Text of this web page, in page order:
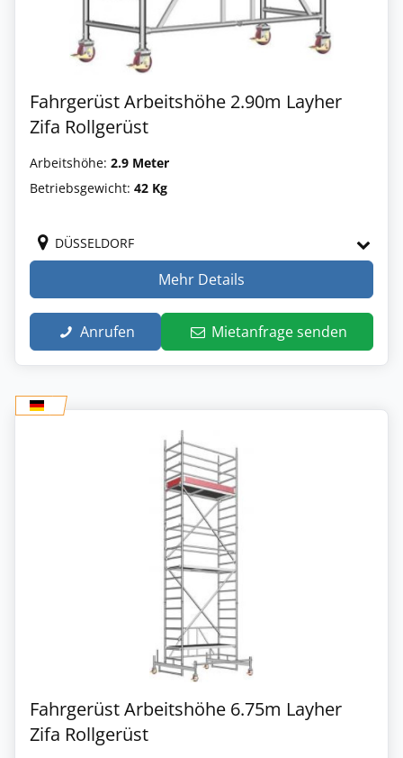
Fahrgerüst Arbeitshöhe 2.90m Layher
Zifa Rollgerüst
Arbeitshöhe: 2.9 Meter
Betriebsgewicht: 42 Kg
DÜSSELDORF
Mehr Details
Anrufen Mietanfrage senden
Fahrgerüst Arbeitshöhe 6.75m Layher
Zifa Rollgerüst